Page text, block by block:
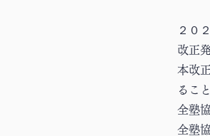
２０
改正
本改
るこ
全塾
全塾